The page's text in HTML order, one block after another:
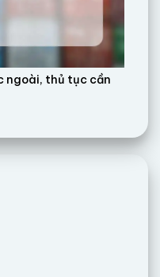
ngoài, thủ tục cần